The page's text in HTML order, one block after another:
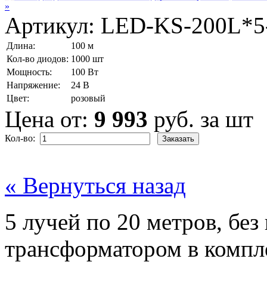
»
Артикул: LED-KS-
Длина:
100 м
Кол-во диодов: 1000 шт
Мощность:
100 Вт
Напряжение:
24 В
Цвет:
розовый
Цена от: 9 993 руб. за шт
Кол-во:
« Вернуться назад
5 лучей по 20 метров, без
трансформатором в